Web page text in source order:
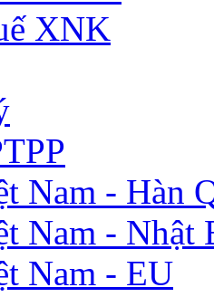
XNK
Nam - Hàn
Nam - Nhật
Nam - EU